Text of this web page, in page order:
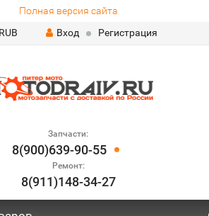
Полная версия сайта
RUB
Вход Регистрация
Запчасти:
8(900)639-90-55
Ремонт:
8(911)148-34-27